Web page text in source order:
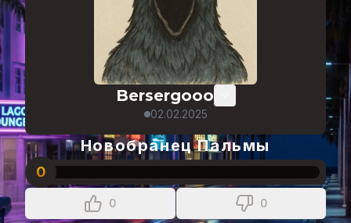
Bersergooo
02.02.2025
Новобранец Пальмы
0
0 0